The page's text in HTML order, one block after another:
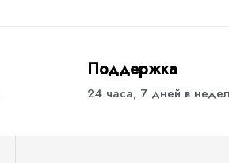
Поддержка
24 часа, 7 дней в